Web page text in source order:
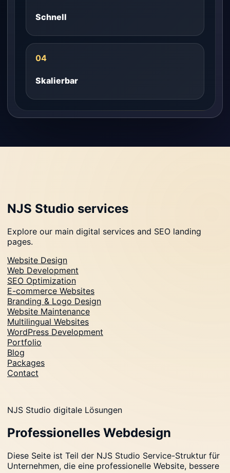
Schnell
04
Skalierbar
NJS Studio services
Explore our main digital services and SEO landing
pages.
Website Design
Web Development
SEO Optimization
E-commerce Websites
Branding & Logo Design
Website Maintenance
Multilingual Websites
WordPress Development
Portfolio
Blog
Packages
Contact
NJS Studio digitale Lösungen
Professionelles Webdesign
Diese Seite ist Teil der NJS Studio Service-Struktur für
Unternehmen, die eine professionelle Website, bessere